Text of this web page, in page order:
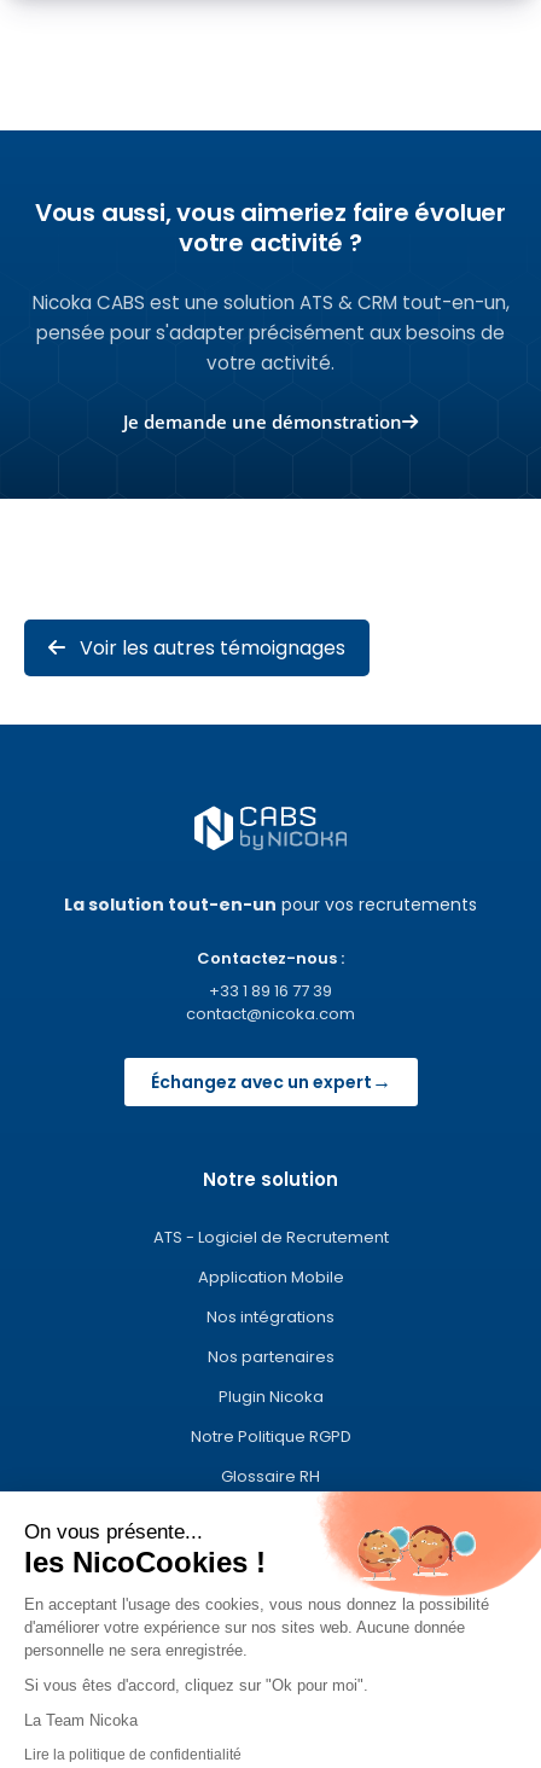
Vous aussi, vous aimeriez faire évoluer
votre activité ?
Nicoka CABS est une solution ATS & CRM tout-en-un,
pensée pour s'adapter précisément aux besoins de
votre activité.
Je demande une démonstration
Voir les autres témoignages
La solution tout-en-un pour vos recrutements
Contactez-nous :
+33 1 89 16 77 39
contact@nicoka.com
Échangez avec un expert →
Notre solution
ATS - Logiciel de Recrutement
Application Mobile
Nos intégrations
Nos partenaires
Plugin Nicoka
Notre Politique RGPD
Glossaire RH
Société
À propos de Nicoka
Sécurité
Divulgation des vulnérabilités
On vous présente...
les NicoCookies !
En acceptant l'usage des cookies, vous nous donnez la possibilité
d'améliorer votre expérience sur nos sites web. Aucune donnée
personnelle ne sera enregistrée.
Si vous êtes d'accord, cliquez sur "Ok pour moi".
La Team Nicoka
Lire la politique de confidentialité